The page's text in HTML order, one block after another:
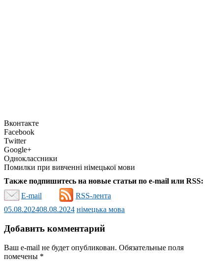
Вконтакте
Facebook
Twitter
Google+
Одноклассники
Помилки при вивченні німецької мови
Также подпишитесь на новые статьи по e-mail или RSS:
E-mail
RSS-лента
05.08.202408.08.2024 німецька мова
Добавить комментарий
Ваш e-mail не будет опубликован. Обязательные поля
помечены *